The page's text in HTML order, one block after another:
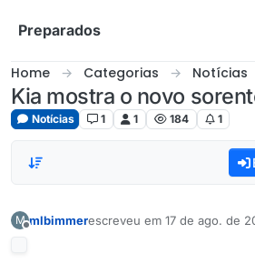
Preparados
Home Categorias Notícias
Kia mostra o novo
Notícias 1 1 184 1
M mlbimmerescreveu em 17 de ago. de
última edição por